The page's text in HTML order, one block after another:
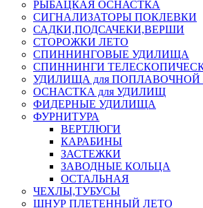
РЫБАЦКАЯ ОСНАСТКА
СИГНАЛИЗАТОРЫ ПОКЛЕВКИ
САДКИ,ПОДСАЧЕКИ,ВЕРШИ
СТОРОЖКИ ЛЕТО
СПИННИНГОВЫЕ УДИЛИЩА
СПИННИНГИ
УДИЛИЩА для ПОПЛАВОЧНОЙ
ОСНАСТКА для УДИЛИЩ
ФИДЕРНЫЕ УДИЛИЩА
ФУРНИТУРА
ВЕРТЛЮГИ
КАРАБИНЫ
ЗАСТЕЖКИ
ЗАВОДНЫЕ КОЛЬЦА
ОСТАЛЬНАЯ
ЧЕХЛЫ,ТУБУСЫ
ШНУР ПЛЕТЕННЫЙ ЛЕТО